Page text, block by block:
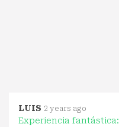
LUIS 2 years ago
Experiencia fantástica: